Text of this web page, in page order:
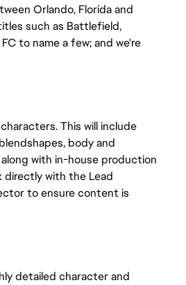
Orlando, Florida and
such as Battlefield,
to name a few; and we're
This will include
body and
with in-house production
directly with the Lead
to ensure content is
detailed character and